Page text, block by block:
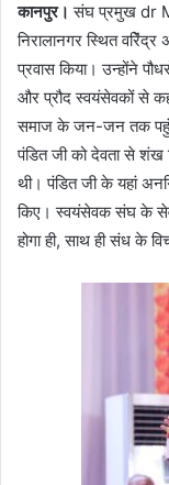
कानपुर। संघ प्रमुख dr
निरालानगर स्थित
प्रवास किया। उन्होंने
और प्रौद स्वयंसेवकों से
समाज के जन-जन तक
पंडित जी को देवता से शंख
थी। पंडित जी के यहां
किए। स्वयंसेवक संघ के सेवा
होगा ही, साथ ही संध के